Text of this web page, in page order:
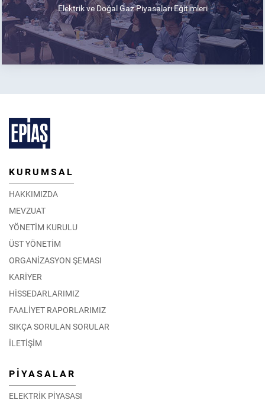
Elektrik ve Doğal Gaz Piyasaları Eğitimleri
KURUMSAL
HAKKIMIZDA
MEVZUAT
YÖNETİM KURULU
ÜST YÖNETİM
ORGANİZASYON ŞEMASI
KARİYER
HİSSEDARLARIMIZ
FAALİYET RAPORLARIMIZ
SIKÇA SORULAN SORULAR
İLETİŞİM
PİYASALAR
ELEKTRİK PİYASASI